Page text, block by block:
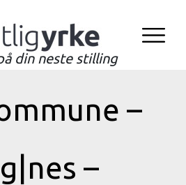
din neste stilling
–
–